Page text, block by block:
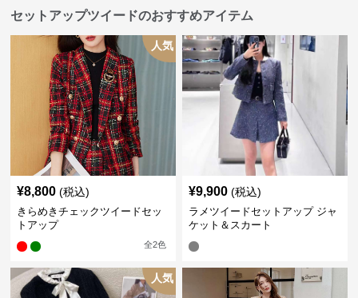
セットアップツイードのおすすめアイテム
人気
¥8,800 (税込)
きらめきチェックツイードセッ
トアップ
全2色
¥9,900 (税込)
ラメツイードセットアップ ジャ
ケット＆スカート
人気